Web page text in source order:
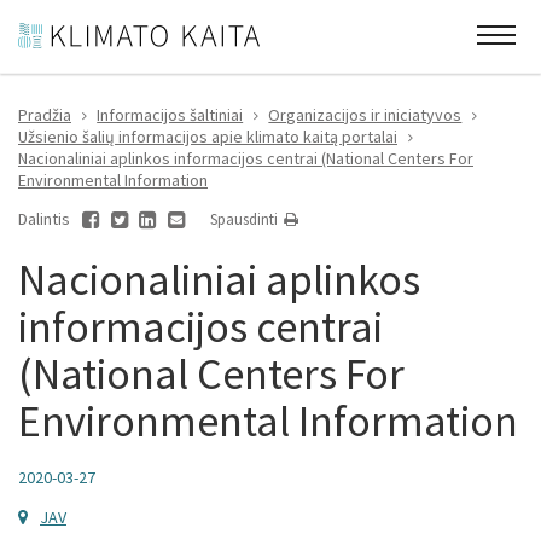
Pradžia Informacijos šaltiniai
Organizacijos ir iniciatyvos
Užsienio šalių informacijos apie klimato kaitą portalai
Nacionaliniai aplinkos informacijos centrai (National Centers For
Environmental Information
Dalintis
Spausdinti
Nacionaliniai aplinkos
informacijos centrai
(National Centers For
Environmental Information
2020-03-27
JAV